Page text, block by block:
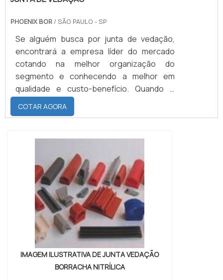
PHOENIX BOR / SÃO PAULO - SP
Se alguém busca por junta de vedação,
encontrará a empresa líder do mercado
cotando na melhor organização do
segmento e conhecendo a melhor em
qualidade e custo-benefício. Quando o
desejo é por junta de vedação, com a
Phoenix Bor alcançará excelente eficiência
dos clientes.OUTRAS INFORMAÇÕES
SOBRE A JUNTA DE VEDAÇÃOHá muitas
maneiras eficientes de demonstrar
competência e excelência em uma área de
COTAR AGORA
IMAGEM ILUSTRATIVA DE JUNTA VEDAÇÃO
BORRACHA NITRÍLICA